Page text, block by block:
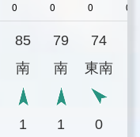
85 79 74
南 南 東南
1 1 0